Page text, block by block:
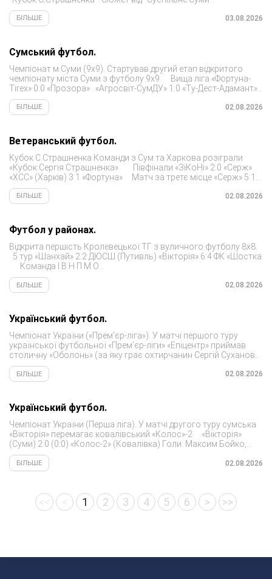
БІЛЬШЕ 03.08.2026
Сумський футбол.
Чемпіонат м.Суми (9х9). Стартував другий етап відкритого
чемпіонату міста Суми з футболу 9х9. Вища ліга «Фортуна-
Tirex» 0:0 «Прозора» «Агросвіт-СумДУ» 1:0 «Ту-Дест-Адамант»
БІЛЬШЕ 02.08.2026
Ветеранський футбол.
Кубок С.Страшненка Команди з Сум та Харкова розіграли
«Кубок Сергія Страшненка». Півфінали «ЗіКоНі» 2:0 «Серж»
«ХСС» (Харків) 3:1 «Фортуна» Матч за третє місце «Серж» 5:1...
БІЛЬШЕ 02.08.2026
Футбол у районах.
Відкрита першість Кролевецької ТГ з вуличного футболу 8х8.
Команда І В Н П М О...
БІЛЬШЕ 02.08.2026
Український футбол.
Чемпіонат України («Прем'єр-ліга»). У матчі першого туру
української футбольної «Прем’єр-ліги» «Епіцентр» приймав
столичну «Оболонь» (за яку грає охтирчанин Сергій Суханов).
БІЛЬШЕ 02.08.2026
Український футбол.
Чемпіонат України (Перша ліга). У матчі другого туру сумська
«Вікторія» перемагає ковалівський «Колос»-2 «Вікторія»
(Суми) 2:0 (0:0) «Колос-2» (Ковалівка) Голи: Максим Бойко,
БІЛЬШЕ 02.08.2026
1 2 3 4 5 6 > >>